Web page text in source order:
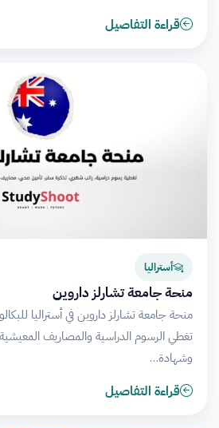
قراءة التفاصيل
أستراليا
منحة جامعة تشارلز داروين
منحة جامعة تشارلز داروين في أستراليا
تغطي الرسوم الدراسية والمصاريف
وشهادة…
قراءة التفاصيل